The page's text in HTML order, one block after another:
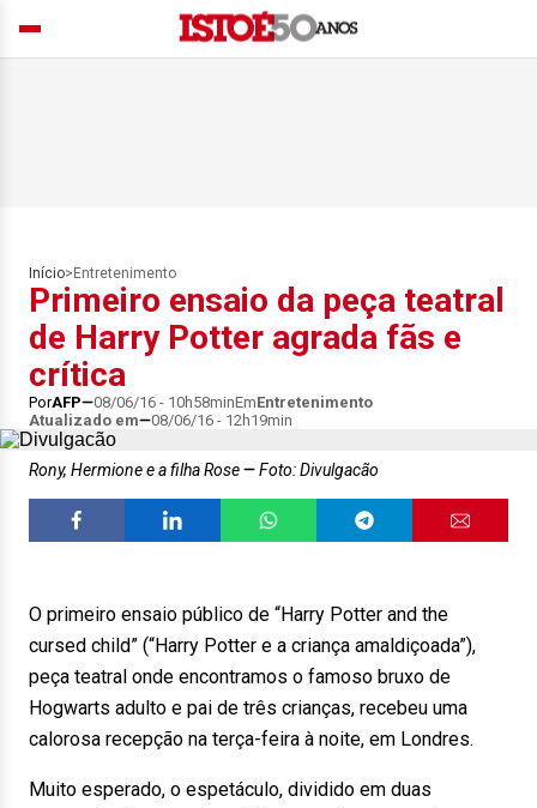
Início> Entretenimento
Primeiro ensaio da peça teatral
de Harry Potter agrada fãs e
crítica
PorAFP 08/06/16 - 10h58minEmEntretenimento
Atualizado em
08/06/16 - 12h19min
Rony, Hermione e a filha Rose Foto: Divulgacão
O primeiro ensaio público de “Harry Potter and the
cursed child” (“Harry Potter e a criança amaldiçoada”),
peça teatral onde encontramos o famoso bruxo de
Hogwarts adulto e pai de três crianças, recebeu uma
calorosa recepção na terça-feira à noite, em Londres.
Muito esperado, o espetáculo, dividido em duas